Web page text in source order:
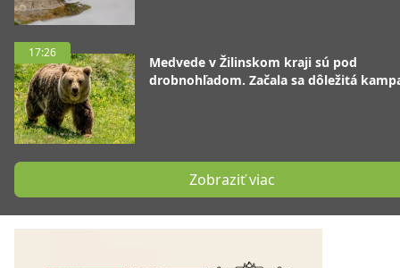
17:26
Medvede v Žilinskom kraji sú pod
drobnohľadom. Začala sa dôležitá
Zobraziť viac